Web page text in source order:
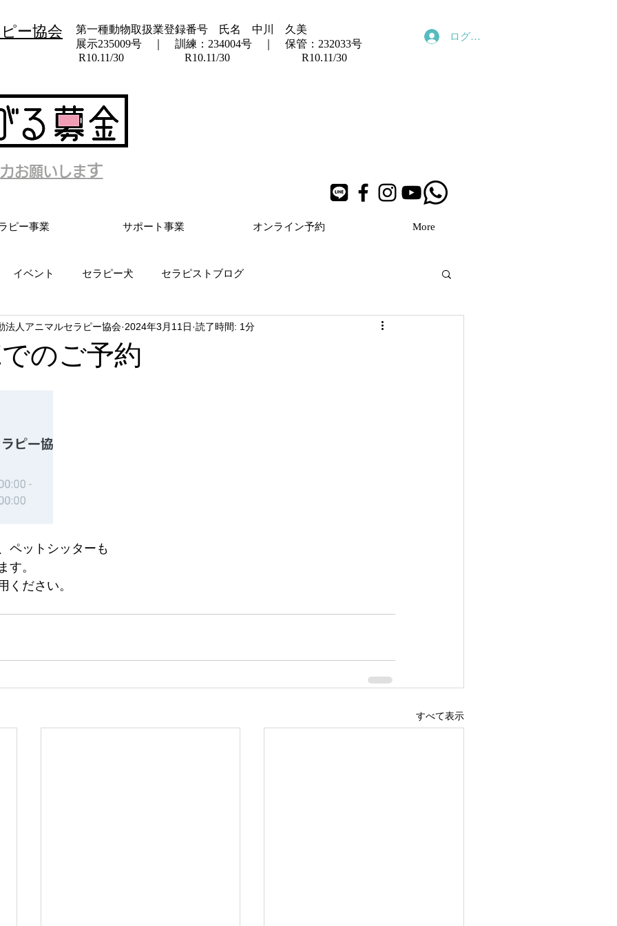
ー協会
第一種動物取扱業登録番号 氏名 中川 久美
展示235009号 ｜ 訓練：234004号 ｜ 保管：232033号
​ R10.11/30 R10.11/30 R10.11/30
ログイン
お願いします
ピー事業 サポート事業 オンライン予約 More
イベント セラピー犬 セラピストブログ
のご予約
法人アニマルセラピー協会 2024年3月11日 読了時間: 1分
ペットシッターも
す。
ください。
すべて表示